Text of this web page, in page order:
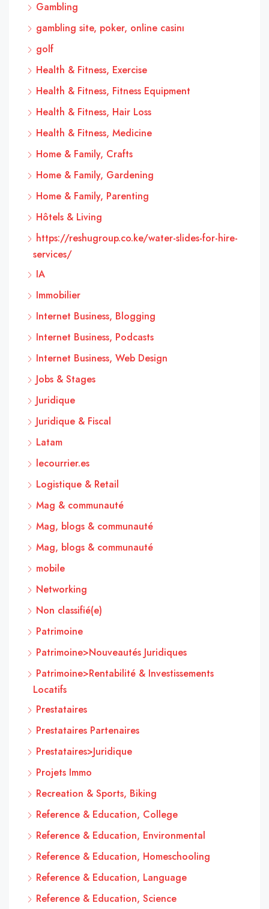
Gambling
gambling site, poker, online casinı
golf
Health & Fitness, Exercise
Health & Fitness, Fitness Equipment
Health & Fitness, Hair Loss
Health & Fitness, Medicine
Home & Family, Crafts
Home & Family, Gardening
Home & Family, Parenting
Hôtels & Living
https://reshugroup.co.ke/water-slides-for-hire-
services/
IA
Immobilier
Internet Business, Blogging
Internet Business, Podcasts
Internet Business, Web Design
Jobs & Stages
Juridique
Juridique & Fiscal
Latam
lecourrier.es
Logistique & Retail
Mag & communauté
Mag, blogs & communauté
Mag, blogs & communauté
mobile
Networking
Non classifié(e)
Patrimoine
Patrimoine>Nouveautés Juridiques
Patrimoine>Rentabilité & Investissements
Locatifs
Prestataires
Prestataires Partenaires
Prestataires>Juridique
Projets Immo
Recreation & Sports, Biking
Reference & Education, College
Reference & Education, Environmental
Reference & Education, Homeschooling
Reference & Education, Language
Reference & Education, Science